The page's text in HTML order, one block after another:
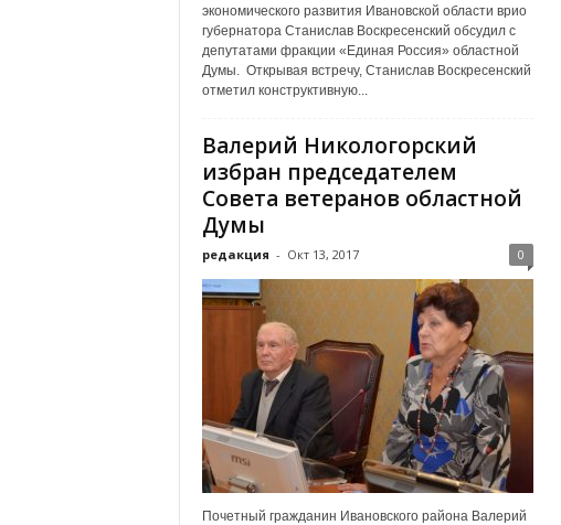
экономического развития Ивановской области врио
губернатора Станислав Воскресенский обсудил с
депутатами фракции «Единая Россия» областной
Думы. Открывая встречу, Станислав Воскресенский
отметил конструктивную...
Валерий Никологорский
избран председателем
Совета ветеранов областной
Думы
редакция - Окт 13, 2017 0
Почетный гражданин Ивановского района Валерий